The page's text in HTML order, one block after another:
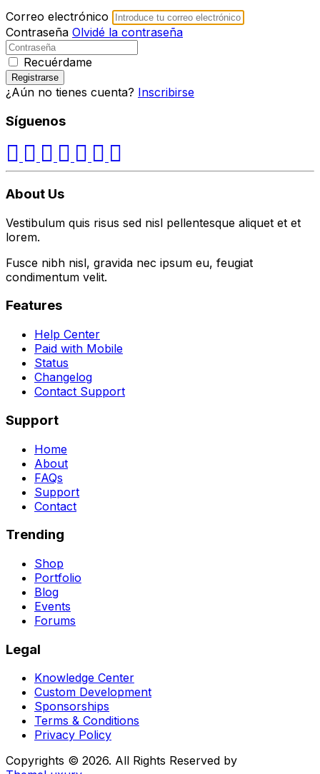
Correo electrónico
Contraseña Olvidé la contraseña
Recuérdame
Registrarse
¿Aún no tienes cuenta? Inscribirse
Síguenos
About Us
Vestibulum quis risus sed nisl pellentesque aliquet et et
lorem.
Fusce nibh nisl, gravida nec ipsum eu, feugiat
condimentum velit.
Features
Help Center
Paid with Mobile
Status
Changelog
Contact Support
Support
Home
About
FAQs
Support
Contact
Trending
Shop
Portfolio
Blog
Events
Forums
Legal
Knowledge Center
Custom Development
Sponsorships
Terms & Conditions
Privacy Policy
Copyrights © 2026. All Rights Reserved by